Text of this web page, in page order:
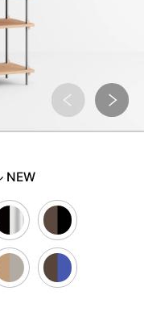
NEW